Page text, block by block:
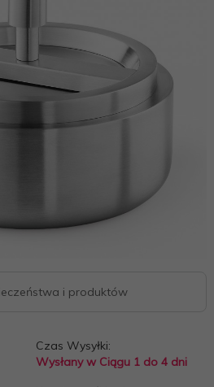
i produktów
Czas Wysyłki:
Wysłany w Ciągu 1 do 4 dni